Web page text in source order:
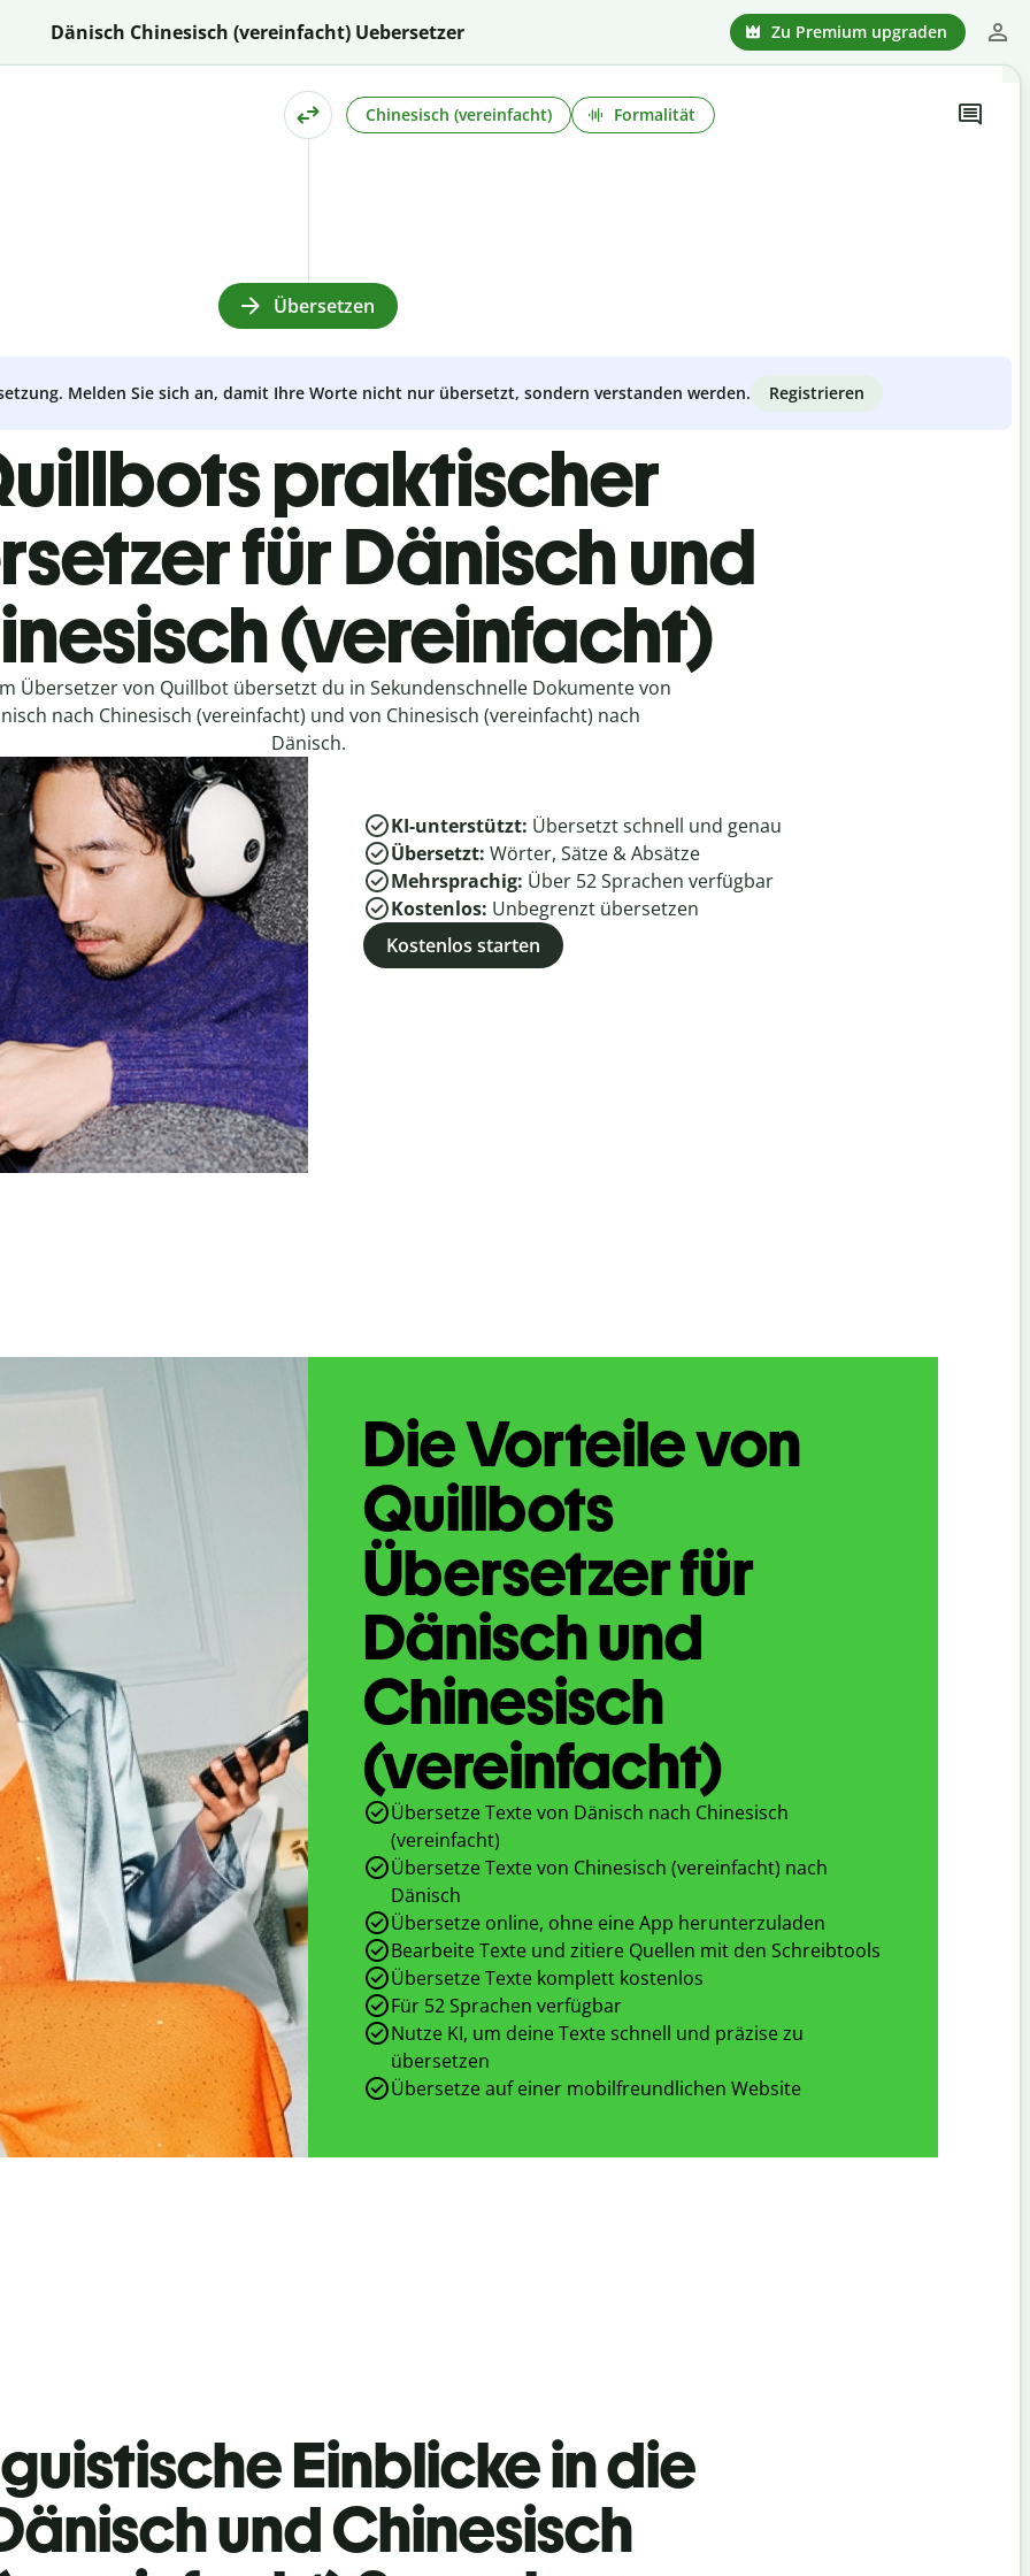
Dänisch Chinesisch (vereinfacht) Uebersetzer Zu Premium upgraden
Chinesisch (vereinfacht) Formalität
Übersetzen
Melden Sie sich an, damit Ihre Worte nicht nur übersetzt, sondern verstanden werden. Registrieren
praktischer
für Dänisch und
(vereinfacht)
Übersetzer von Quillbot übersetzt du in Sekundenschnelle Dokumente von
nach Chinesisch (vereinfacht) und von Chinesisch (vereinfacht) nach
Dänisch.
KI-unterstützt: Übersetzt schnell und genau
Übersetzt: Wörter, Sätze & Absätze
Mehrsprachig: Über 52Sprachen verfügbar
Kostenlos: Unbegrenzt übersetzen
Kostenlos starten
Die Vorteile von
Quillbots
Übersetzer für
Dänisch und
Chinesisch
(vereinfacht)
Übersetze Texte von Dänisch nach Chinesisch
(vereinfacht)
Übersetze Texte von Chinesisch (vereinfacht) nach
Dänisch
Übersetze online, ohne eine App herunterzuladen
Bearbeite Texte und zitiere Quellen mit den Schreibtools
Übersetze Texte komplett kostenlos
Für 52 Sprachen verfügbar
Nutze KI, um deine Texte schnell und präzise zu
übersetzen
Übersetze auf einer mobilfreundlichen Website
Einblicke in die
und Chinesisch